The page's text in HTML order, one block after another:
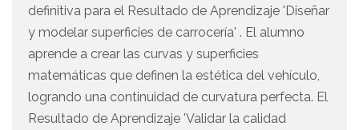
definitiva para el Resultado de Aprendizaje 'Diseñar
y modelar superficies de carrocería' . El alumno
aprende a crear las curvas y superficies
matemáticas que definen la estética del vehículo,
logrando una continuidad de curvatura perfecta. El
Resultado de Aprendizaje 'Validar la calidad